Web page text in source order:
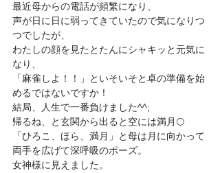
最近母からの電話が頻繁になり、
声が日に日に弱ってきていたので気になりつ
つでしたが、
わたしの顔を見たとたんにシャキッと元気に
なり、
「麻雀しよ！！」といそいそと卓の準備を始
めるではないですか！
結局、人生で一番負けました^^;
帰るね、と玄関から出ると空には満月🌕
「ひろこ、ほら、満月」と母は月に向かって
両手を広げて深呼吸のポーズ。
女神様に見えました。